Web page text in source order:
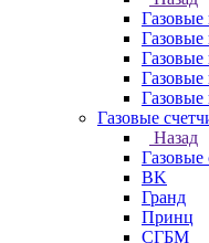
Газовые
Газовые
Газовые
Газовые
Газовые
Назад
Газовые
BK
Гранд
Принц
СГБМ